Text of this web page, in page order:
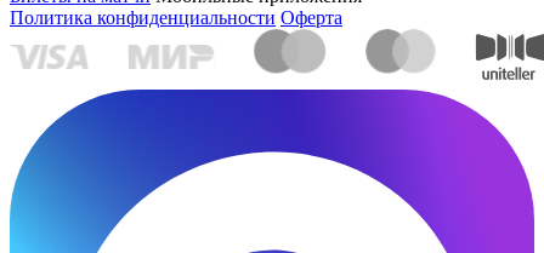
Политика конфиденциальности Оферта